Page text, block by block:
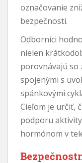
označovanie
bezpečnosti.
Odborníci
nielen
porovnávajú so
spojenými s
spánkovými
Cieľom je určiť,
podporu
hormónom v